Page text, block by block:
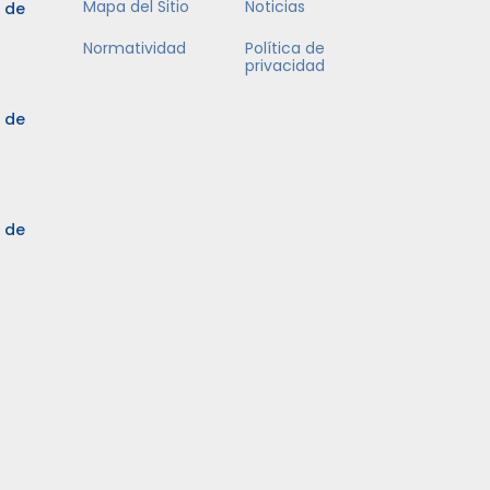
de
de
de
Mapa del Sitio
Noticias
Normatividad
Política de
privacidad